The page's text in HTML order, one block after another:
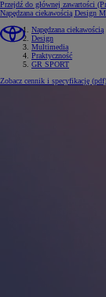
Przejdź do głównej zawartości
Napędzana ciekawością Design
Napędzana ciekawością
Design
Multimedia
Praktyczność
GR SPORT
Zobacz cennik i specyfikację (pdf)